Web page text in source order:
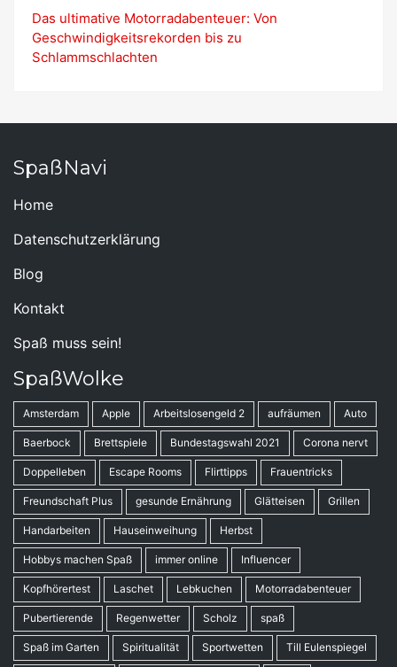
Das ultimative Motorradabenteuer: Von
Geschwindigkeitsrekorden bis zu
Schlammschlachten
SpaßNavi
Home
Datenschutzerklärung
Blog
Kontakt
Spaß muss sein!
SpaßWolke
Amsterdam Apple Arbeitslosengeld 2 aufräumen Auto
Baerbock Brettspiele Bundestagswahl 2021 Corona nervt
Doppelleben Escape Rooms Flirttipps Frauentricks
Freundschaft Plus gesunde Ernährung Glätteisen Grillen
Handarbeiten Hauseinweihung Herbst
Hobbys machen Spaß immer online Influencer
Kopfhörertest Laschet Lebkuchen Motorradabenteuer
Pubertierende Regenwetter Scholz spaß
Spaß im Garten Spiritualität Sportwetten Till Eulenspiegel